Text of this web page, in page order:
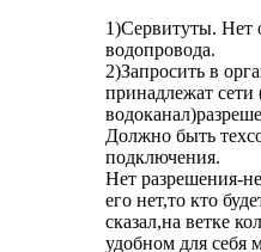
1)Сервитуты. Нет
водопровода.
2)Запросить в
принадлежат сети
Должно быть
подключения.
Нет разрешения-
его нет,то кто
сказал,на ветке
удобном для себя